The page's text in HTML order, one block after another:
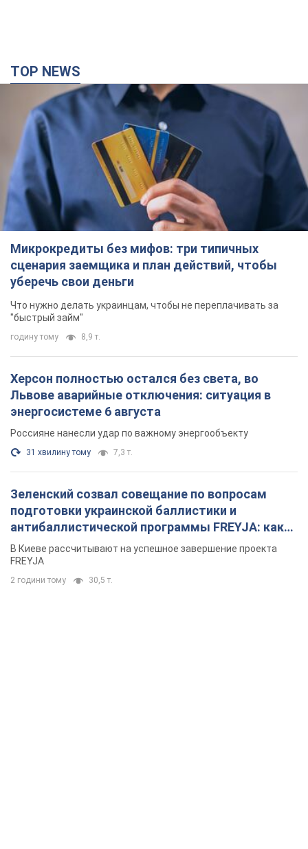
TOP NEWS
Микрокредиты без мифов: три типичных
сценария заемщика и план действий, чтобы
уберечь свои деньги
Что нужно делать украинцам, чтобы не переплачивать за
"быстрый займ"
годину тому 8,9 т.
Херсон полностью остался без света, во
Львове аварийные отключения: ситуация в
энергосистеме 6 августа
Россияне нанесли удар по важному энергообъекту
31 хвилину тому 7,3 т.
Зеленский созвал совещание по вопросам
подготовки украинской баллистики и
антибаллистической программы FREYJA: какие
решения готовятся
В Киеве рассчитывают на успешное завершение проекта
FREYJA
2 години тому 30,5 т.